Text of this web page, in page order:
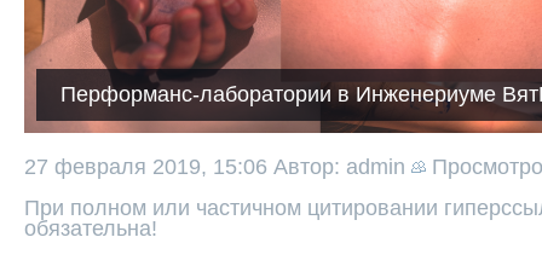
Перформанс-лаборатории в Инженериуме
27 февраля 2019, 15:06 Автор: admin
При полном или частичном цитировании
обязательна!